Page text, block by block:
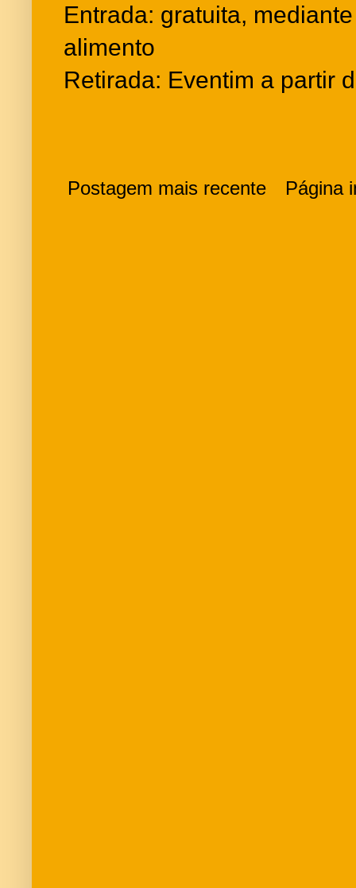
Entrada: gratuita,
alimento
Retirada: Eventim a partir
Postagem mais recente Página